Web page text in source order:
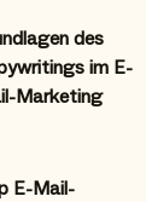
des
im E-
Marketing
E-Mail-